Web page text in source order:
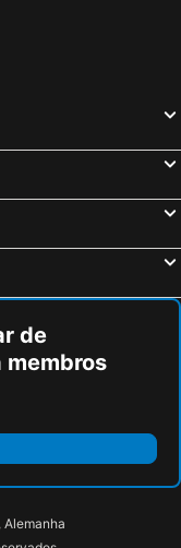
de
Alemanha